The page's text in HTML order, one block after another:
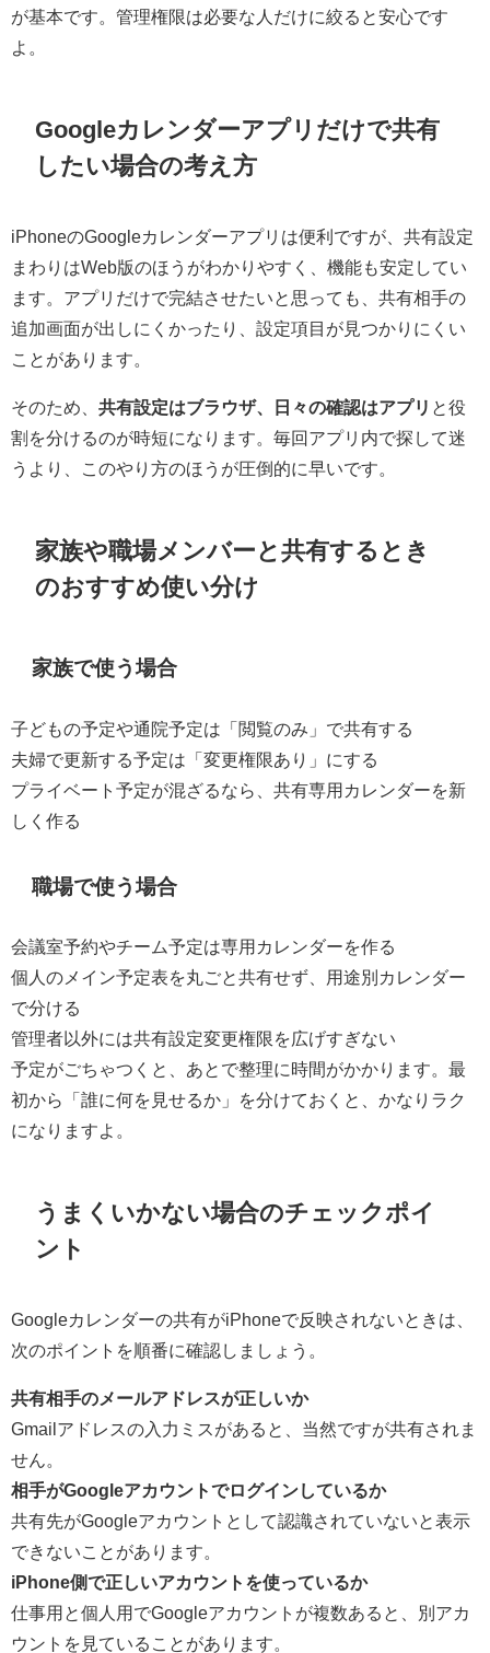
が基本です。管理権限は必要な人だけに絞ると安心です
よ。
Googleカレンダーアプリだけで共有
したい場合の考え方
iPhoneのGoogleカレンダーアプリは便利ですが、共有設定
まわりはWeb版のほうがわかりやすく、機能も安定してい
ます。アプリだけで完結させたいと思っても、共有相手の
追加画面が出しにくかったり、設定項目が見つかりにくい
ことがあります。
そのため、 共有設定はブラウザ、日々の確認はアプリ と役
割を分けるのが時短になります。毎回アプリ内で探して迷
うより、このやり方のほうが圧倒的に早いです。
家族や職場メンバーと共有するとき
のおすすめ使い分け
家族で使う場合
子どもの予定や通院予定は「閲覧のみ」で共有する
夫婦で更新する予定は「変更権限あり」にする
プライベート予定が混ざるなら、共有専用カレンダーを新
しく作る
職場で使う場合
会議室予約やチーム予定は専用カレンダーを作る
個人のメイン予定表を丸ごと共有せず、用途別カレンダー
で分ける
管理者以外には共有設定変更権限を広げすぎない
予定がごちゃつくと、あとで整理に時間がかかります。最
初から「誰に何を見せるか」を分けておくと、かなりラク
になりますよ。
うまくいかない場合のチェックポイ
ント
Googleカレンダーの共有がiPhoneで反映されないときは、
次のポイントを順番に確認しましょう。
共有相手のメールアドレスが正しいか
Gmailアドレスの入力ミスがあると、当然ですが共有されま
せん。
相手がGoogleアカウントでログインしているか
共有先がGoogleアカウントとして認識されていないと表示
できないことがあります。
iPhone側で正しいアカウントを使っているか
仕事用と個人用でGoogleアカウントが複数あると、別アカ
ウントを見ていることがあります。